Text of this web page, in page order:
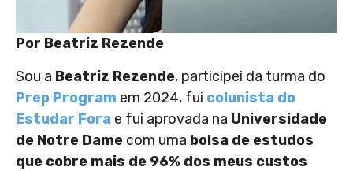
Por Beatriz Rezende
Sou a Beatriz Rezende, participei da turma do
Prep Program em 2024, fui colunista do
Estudar Fora e fui aprovada na Universidade
de Notre Dame com uma bolsa de estudos
que cobre mais de 96% dos meus custos